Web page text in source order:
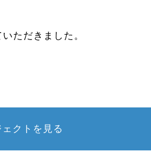
ただきました。
ェクトを見る